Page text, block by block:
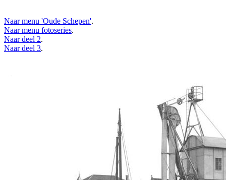
Naar menu 'Oude Schepen'.
Naar menu fotoseries.
Naar deel 2.
Naar deel 3.